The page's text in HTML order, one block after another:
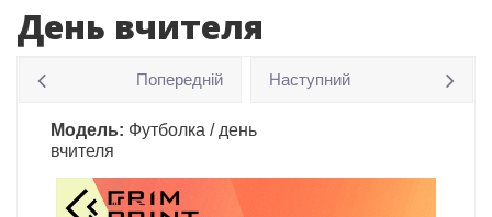
День вчителя
Попередній Наступний
Модель: Футболка / день
вчителя